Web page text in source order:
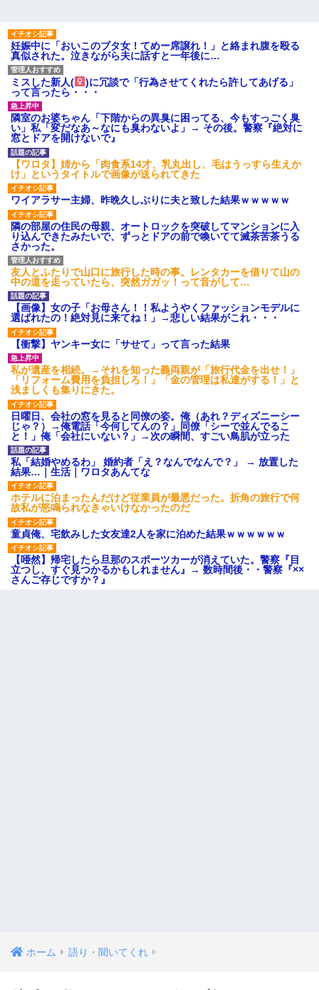
妊娠中に「おいこのブタ女！てめー席譲れ！」と絡まれ腹を殴る
真似された。泣きながら夫に話すと一年後に…
ミスした新人(
)に冗談で「行為させてくれたら許してあげる」
って言ったら・・・
隣室のお婆ちゃん「下階からの異臭に困ってる、今もすっごく臭
い」私「変だなあ～なにも臭わないよ」→ その後。警察『絶対に
窓とドアを開けないで』
【ワロタ】姉から「肉食系14才、乳丸出し、毛はうっすら生えか
け」というタイトルで画像が送られてきた
ワイアラサー主婦、昨晩久しぶりに夫と致した結果ｗｗｗｗｗ
隣の部屋の住民の母親、オートロックを突破してマンションに入
り込んできたみたいで、ずっとドアの前で喚いてて滅茶苦茶うる
さかった。
友人とふたりで山口に旅行した時の事。レンタカーを借りて山の
中の道を走っていたら、突然ガガッ！って音がして…
【画像】女の子「お母さん！！私ようやくファッションモデルに
選ばれたの！絶対見に来てね！」→悲しい結果がこれ・・・
【衝撃】ヤンキー女に「サせて」って言った結果
私が遺産を相続。→それを知った義両親が「旅行代金を出せ！」
「リフォーム費用を負担しろ！」「金の管理は私達がする！」と
浅ましくも集りにきた。
日曜日、会社の窓を見ると同僚の姿。俺（あれ？ディズニーシー
じゃ？）→俺電話「今何してんの？」同僚「シーで並んでるこ
と！」俺「会社にいない？」→次の瞬間、すごい鳥肌が立った
私「結婚やめるわ」 婚約者「え？なんでなんで？」 → 放置した
結果…｜生活｜ワロタあんてな
ホテルに泊まったんだけど従業員が最悪だった。折角の旅行で何
故私が怒鳴られなきゃいけなかったのだ
童貞俺、宅飲みした女友達2人を家に泊めた結果ｗｗｗｗｗｗ
【唖然】帰宅したら旦那のスポーツカーが消えていた。警察『目
立つし、すぐ見つかるかもしれません』→ 数時間後・・警察『××
さんご存じですか？』
ホーム 語り・聞いてくれ